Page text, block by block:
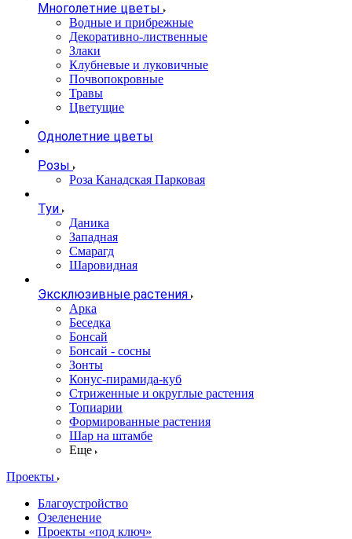
Многолетние цветы
Водные и прибрежные
Декоративно-лиственные
Злаки
Клубневые и луковичные
Почвопокровные
Травы
Цветущие
Однолетние цветы
Розы
Роза Канадская Парковая
Туи
Даника
Западная
Смарагд
Шаровидная
Эксклюзивные растения
Арка
Беседка
Бонсай
Бонсай - сосны
Зонты
Конус-пирамида-куб
Стриженные и округлые растения
Топиарии
Формированные растения
Шар на штамбе
Еще
Проекты
Благоустройство
Озеленение
Проекты «под ключ»